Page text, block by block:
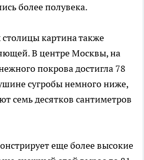
более полувека.
картина также
В центре Москвы, на
покрова достигла 78
сугробы немного ниже,
семь десятков сантиметров
еще более высокие